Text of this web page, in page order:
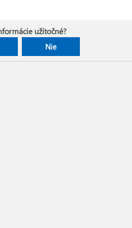
užitočné?
Nie